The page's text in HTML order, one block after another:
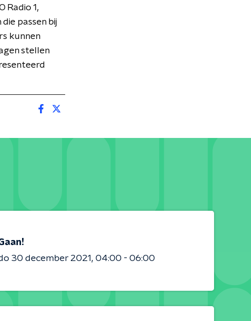
Radio 1,
passen bij
kunnen
stellen
30 december 2021
04:00 - 06:00